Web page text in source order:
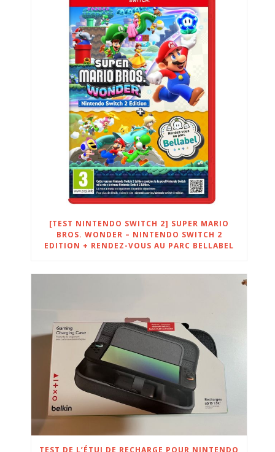
[TEST NINTENDO SWITCH 2] SUPER MARIO
BROS. WONDER – NINTENDO SWITCH 2
EDITION + RENDEZ-VOUS AU PARC BELLABEL
TEST DE L’ÉTUI DE RECHARGE POUR NINTENDO